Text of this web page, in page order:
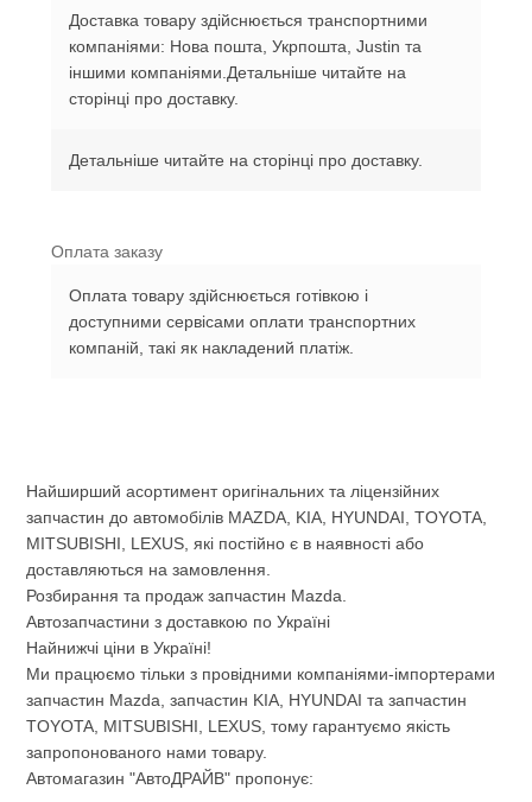
Доставка товару здійснюється транспортними
компаніями: Нова пошта, Укрпошта, Justin та
іншими компаніями.Детальніше читайте на
сторінці про доставку.
Детальніше читайте на сторінці про доставку.
Оплата заказу
Оплата товару здійснюється готівкою і
доступними сервісами оплати транспортних
компаній, такі як накладений платіж.
Найширший асортимент оригінальних та ліцензійних
запчастин до автомобілів MAZDA, KIA, HYUNDAI, TOYOTA,
MITSUBISHI, LEXUS, які постійно є в наявності або
доставляються на замовлення.
Розбирання та продаж запчастин Mazda.
Автозапчастини з доставкою по Україні
Найнижчі ціни в Україні!
Ми працюємо тільки з провідними компаніями-імпортерами
запчастин Mazda, запчастин KIA, HYUNDAI та запчастин
TOYOTA, MITSUBISHI, LEXUS, тому гарантуємо якість
запропонованого нами товару.
Автомагазин "АвтоДРАЙВ" пропонує: